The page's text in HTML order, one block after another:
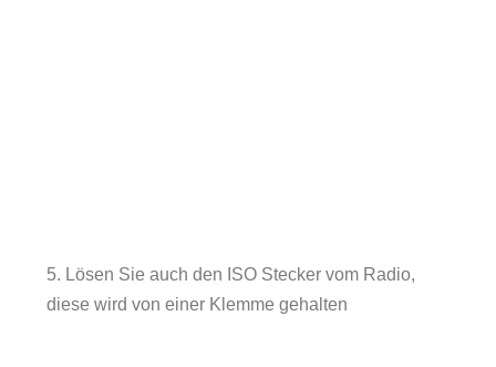
5. Lösen Sie auch den ISO Stecker vom Radio,
diese wird von einer Klemme gehalten